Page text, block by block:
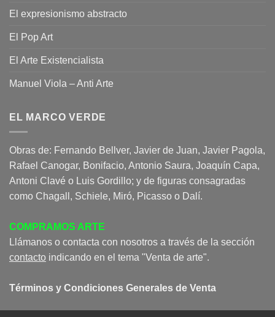
El expresionismo abstracto
El Pop Art
El Arte Existencialista
Manuel Viola – Anti Arte
EL MARCO VERDE
Obras de: Fernando Bellver, Javier de Juan, Javier Pagola,
Rafael Canogar, Bonifacio, Antonio Saura, Joaquín Capa,
Antoni Clavé o Luis Gordillo; y de figuras consagradas
como Chagall, Schiele, Miró, Picasso o Dalí.
COMPRAMOS ARTE
Llámanos o contacta con nosotros a través de la sección
contacto indicando en el tema "Venta de arte".
Términos y Condiciones Generales de Venta